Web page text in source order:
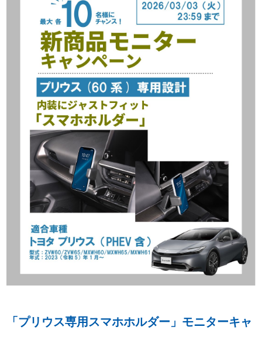
「プリウス専用スマホホルダー」モニターキャ